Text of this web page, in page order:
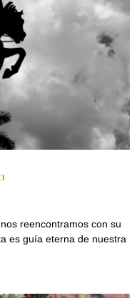
reencontramos con su
es guía eterna de nuestra